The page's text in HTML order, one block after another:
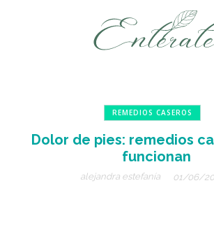
REMEDIOS CASEROS
Dolor de pies: remedios
funcionan
alejandra estefanía 01/06/